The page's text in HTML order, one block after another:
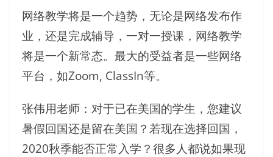
网络教学将是一个趋势，无论是网络发布作
业，还是完成辅导，一对一授课，网络教学
将是一个新常态。最大的受益者是一些网络
平台，如Zoom, ClassIn等。
张伟用老师：对于已在美国的学生，您建议
暑假回国还是留在美国？若现在选择回国，
2020秋季能否正常入学？很多人都说如果现